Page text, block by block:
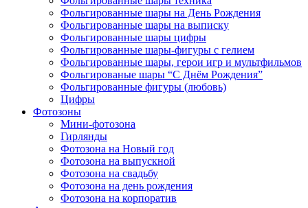
Фольгированные шары на День Рождения
Фольгированные шары на выписку
Фольгированные шары цифры
Фольгированные шары-фигуры с гелием
Фольгированные шары, герои игр и мультфильмов
Фольгированые шары “С Днём Рождения”
Фольгированные фигуры (любовь)
Цифры
Фотозоны
Мини-фотозона
Гирлянды
Фотозона на Новый год
Фотозона на выпускной
Фотозона на свадьбу
Фотозона на день рождения
Фотозона на корпоратив